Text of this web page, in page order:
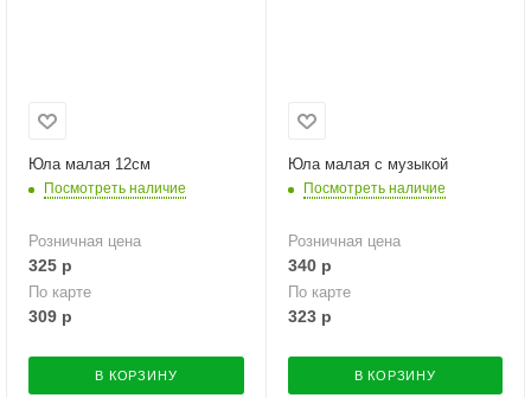
Юла малая 12см
Посмотреть наличие
Розничная цена
325 р
По карте
309 р
В КОРЗИНУ
Юла малая с музыкой
Посмотреть наличие
Розничная цена
340р
По карте
323р
В КОРЗИНУ